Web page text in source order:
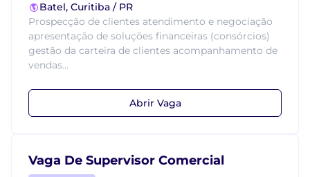
Batel, Curitiba / PR
Prospecção de clientes atendimento e negociação
apresentação de soluções financeiras (consórcios)
gestão da carteira de clientes acompanhamento de
vendas...
Abrir Vaga
Vaga De Supervisor Comercial